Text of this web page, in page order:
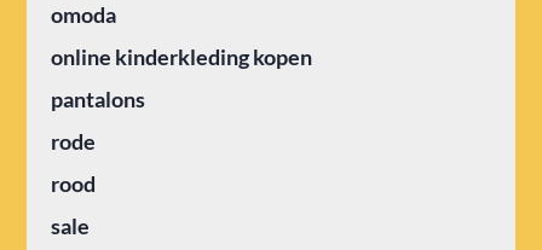
omoda
online kinderkleding kopen
pantalons
rode
rood
sale